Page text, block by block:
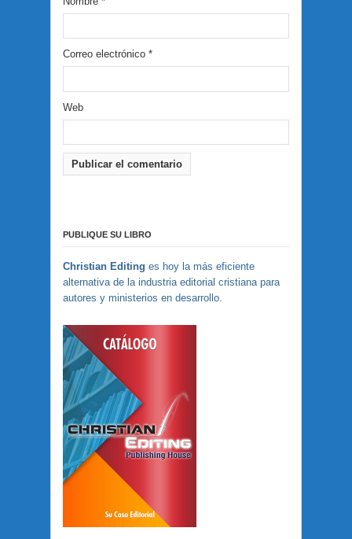
Correo electrónico *
Web
PUBLIQUE SU LIBRO
Christian Editing es hoy la más eficiente
alternativa de la industria editorial cristiana para
autores y ministerios en desarrollo.